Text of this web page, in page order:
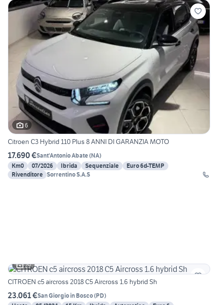
6
Citroen C3 Hybrid 110 Plus 8 ANNI DI GARANZIA MOTO
17.690 €Sant'Antonio Abate(NA)
Km0
07/2026 Ibrida Sequenziale
Euro 6d-TEMP
Rivenditore Sorrentino S.A.S
29
CITROEN c5 aircross 2018 C5 Aircross 1.6 hybrid Sh
23.061 €San Giorgio in Bosco(PD)